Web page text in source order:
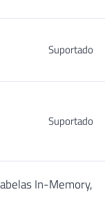
Suportado
Suportado
In-Memory,